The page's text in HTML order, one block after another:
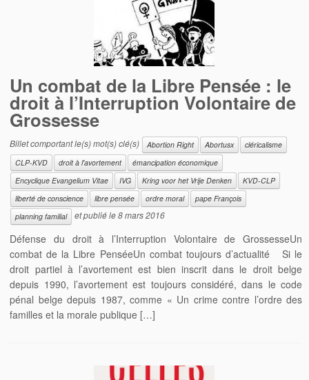
Un combat de la Libre Pensée : le
droit à l’Interruption Volontaire de
Grossesse
Billet comportant le(s) mot(s) clé(s) Abortion Right Abortusx
cléricalisme
CLP-KVD
droit à l'avortement
émancipation économique
Encyclique Evangelium Vitae
IVG Kring voor het Vrije Denken
KVD-CLP
liberté de conscience
libre pensée ordre moral
pape François
planning familial
et publié le8 mars 2016
Défense du droit à l’Interruption Volontaire de GrossesseUn
combat de la Libre PenséeUn combat toujours d’actualité Si le
droit partiel à l’avortement est bien inscrit dans le droit belge
depuis 1990, l’avortement est toujours considéré, dans le code
pénal belge depuis 1987, comme « Un crime contre l’ordre des
familles et la morale publique […]